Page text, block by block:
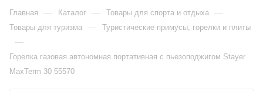
Главная — Каталог — Товары для спорта и отдыха —
Товары для туризма — Туристические примусы, горелки и плиты
—
Горелка газовая автономная портативная с пьезоподжигом Stayer
MaxTerm 30 55570